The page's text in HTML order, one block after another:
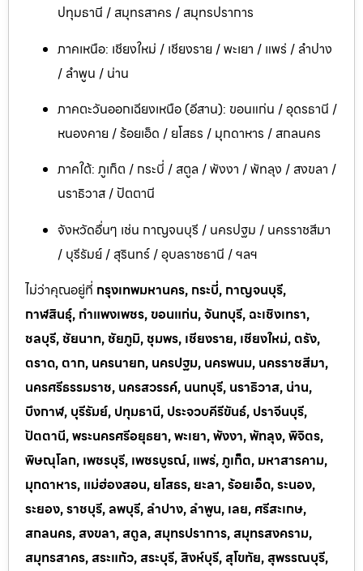
ปทุมธานี / สมุทรสาคร / สมุทรปราการ
ภาคเหนือ: เชียงใหม่ / เชียงราย / พะเยา / แพร่ / ลำปาง
/ ลำพูน / น่าน
ภาคตะวันออกเฉียงเหนือ (อีสาน): ขอนแก่น / อุดรธานี /
หนองคาย / ร้อยเอ็ด / ยโสธร / มุกดาหาร / สกลนคร
ภาคใต้: ภูเก็ต / กระบี่ / สตูล / พังงา / พัทลุง / สงขลา /
นราธิวาส / ปัตตานี
จังหวัดอื่นๆ เช่น กาญจนบุรี / นครปฐม / นครราชสีมา
/ บุรีรัมย์ / สุรินทร์ / อุบลราชธานี / ฯลฯ
ไม่ว่าคุณอยู่ที่ กรุงเทพมหานคร, กระบี่, กาญจนบุรี,
กาฬสินธุ์, กำแพงเพชร, ขอนแก่น, จันทบุรี, ฉะเชิงเทรา,
ชลบุรี, ชัยนาท, ชัยภูมิ, ชุมพร, เชียงราย, เชียงใหม่, ตรัง,
ตราด, ตาก, นครนายก, นครปฐม, นครพนม, นครราชสีมา,
นครศรีธรรมราช, นครสวรรค์, นนทบุรี, นราธิวาส, น่าน,
บึงกาฬ, บุรีรัมย์, ปทุมธานี, ประจวบคีรีขันธ์, ปราจีนบุรี,
ปัตตานี, พระนครศรีอยุธยา, พะเยา, พังงา, พัทลุง, พิจิตร,
พิษณุโลก, เพชรบุรี, เพชรบูรณ์, แพร่, ภูเก็ต, มหาสารคาม,
มุกดาหาร, แม่ฮ่องสอน, ยโสธร, ยะลา, ร้อยเอ็ด, ระนอง,
ระยอง, ราชบุรี, ลพบุรี, ลำปาง, ลำพูน, เลย, ศรีสะเกษ,
สกลนคร, สงขลา, สตูล, สมุทรปราการ, สมุทรสงคราม,
สมุทรสาคร, สระแก้ว, สระบุรี, สิงห์บุรี, สุโขทัย, สุพรรณบุรี,